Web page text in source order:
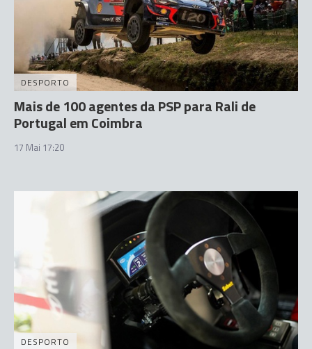
DESPORTO
Mais de 100 agentes da PSP para Rali de
Portugal em Coimbra
17 Mai 17:20
DESPORTO